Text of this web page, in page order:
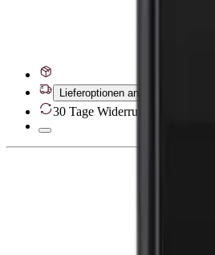
Lieferoptionen anzeigen
30 Tage Widerrufsrecht